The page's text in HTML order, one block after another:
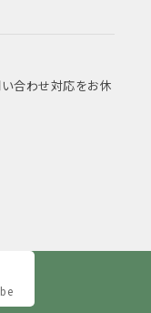
合わせ対応をお休